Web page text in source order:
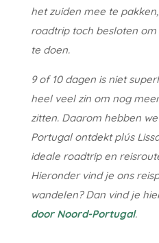
het zuiden mee te
roadtrip toch besloten
te doen.
9 of 10 dagen is niet
heel veel zin om nog
zitten. Daarom hebben
Portugal ontdekt plús
ideale roadtrip en
Hieronder vind je ons
wandelen? Dan vind je
door Noord-Portugal.